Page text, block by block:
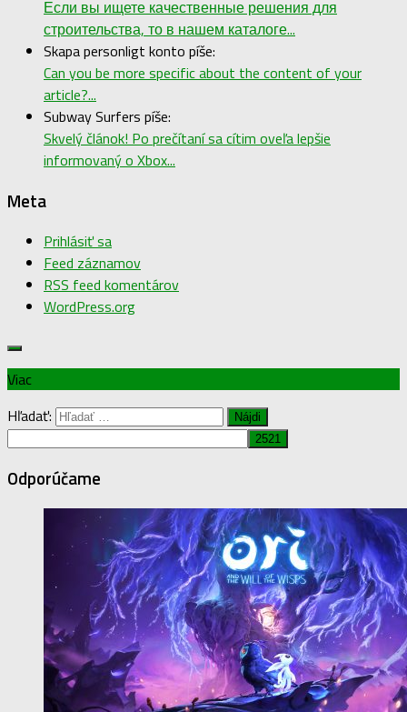
Если вы ищете качественные решения для
строительства, то в нашем каталоге...
Skapa personligt konto píše:
Can you be more specific about the content of your
article?...
Subway Surfers píše:
Skvelý článok! Po prečítaní sa cítim oveľa lepšie
informovaný o Xbox...
Meta
Prihlásiť sa
Feed záznamov
RSS feed komentárov
WordPress.org
Viac
Hľadať:
Odporúčame